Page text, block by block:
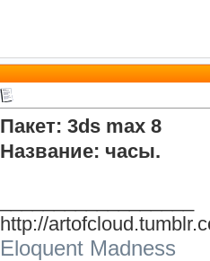
Пакет: 3ds max 8
Название: часы.
http://
Eloquent Madness